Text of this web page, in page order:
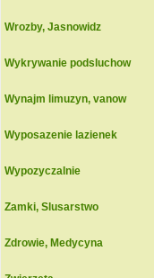
Wrozby, Jasnowidz
Wykrywanie podsluchow
Wynajm limuzyn, vanow
Wyposazenie lazienek
Wypozyczalnie
Zamki, Slusarstwo
Zdrowie, Medycyna